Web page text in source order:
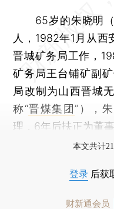
65岁的朱晓明（
人，1982年1月从西
晋城矿务局工作，
矿务局王台铺矿副
局改制为山西晋城
称“晋煤集团”），
理，6年后扶正为董
本文共计
登录 后获
财新通会员